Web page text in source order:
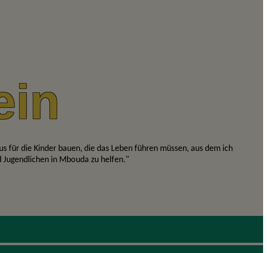
für die Kinder bauen, die das Leben führen müssen, aus dem ich
in Mbouda zu helfen."